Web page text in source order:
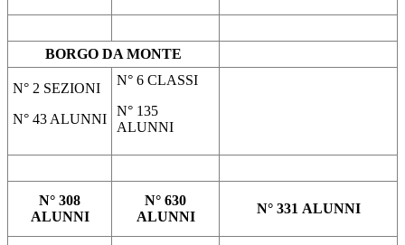
BORGO DA MONTE
N° 2 SEZIONI
N° 43 ALUNNI
N° 6 CLASSI
N° 135
ALUNNI
N° 308
ALUNNI
N° 630
ALUNNI
N° 331 ALUNNI